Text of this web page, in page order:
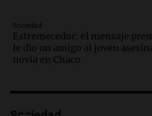
más femicidios del país,
de Casa del Encuentro
Panorama Federal
Episodios
Procrear en la provincia
Sociedad
Estremecedor: el mensaje
le dio un amigo al joven
novia en Chaco